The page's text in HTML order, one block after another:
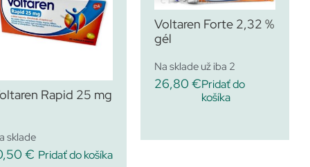
Rapid 25 mg
sklade
€ Pridať do košíka
Voltaren Forte 2,32 %
gél
Na sklade už iba 2
26,80 €Pridať do
košíka